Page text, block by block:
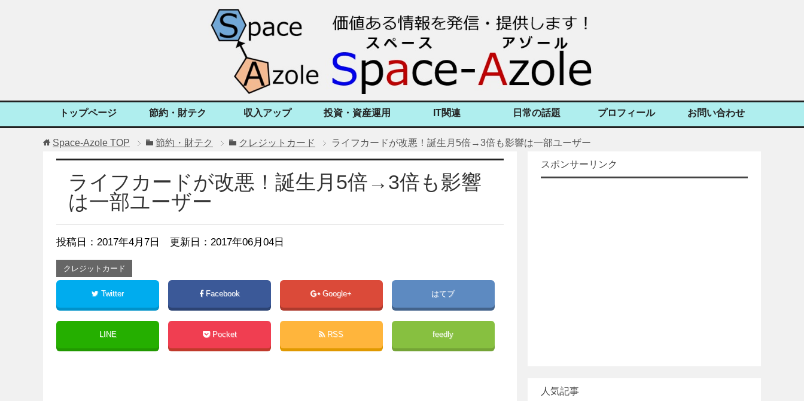
トップページ 節約・財テク 収入アップ 投資・資産運用 IT関連 日常の話題 プロフィール お問い合わせ
Space-Azole TOP 節約・財テク クレジットカード ライフカードが改悪！誕生月5倍→3倍も影響は一部ユーザー
ライフカードが改悪！誕生月5倍→3倍も影響
は一部ユーザー
投稿日： 2017年4月7日 更新日：2017年06月04日
クレジットカード
Twitter Facebook Google+ はてブ
LINE Pocket RSS feedly
スポンサーリンク
人気記事